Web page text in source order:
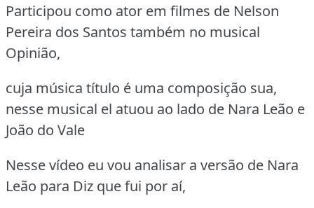
Participou como ator em filmes de Nelson
Pereira dos Santos também no musical
Opinião,
cuja música título é uma composição sua,
nesse musical el atuou ao lado de Nara Leão e
João do Vale
Nesse vídeo eu vou analisar a versão de Nara
Leão para Diz que fui por aí,